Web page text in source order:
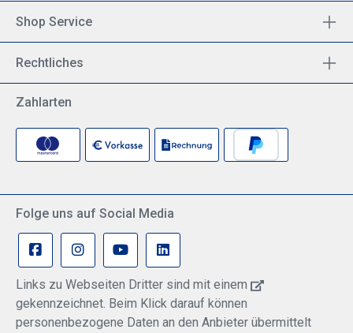
Shop Service
Rechtliches
Zahlarten
Folge uns auf Social Media
Links zu Webseiten Dritter sind mit einem
gekennzeichnet. Beim Klick darauf können
personenbezogene Daten an den Anbieter übermittelt